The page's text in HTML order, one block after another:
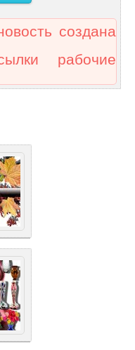
создана
рабочие